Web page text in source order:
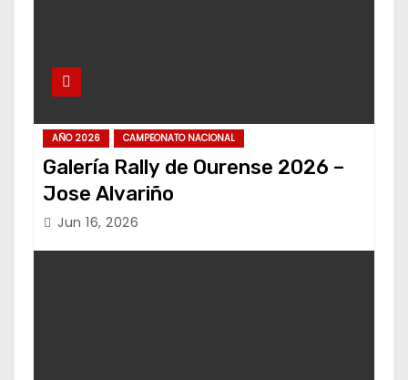
AÑO 2026 CAMPEONATO NACIONAL
Galería Rally de Ourense 2026 –
Jose Alvariño
Jun 16, 2026